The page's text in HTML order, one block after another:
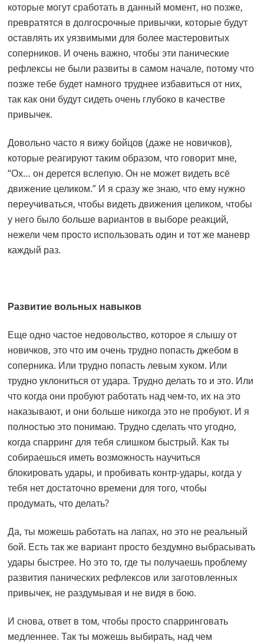
которые могут сработать в данный момент, но позже,
превратятся в долгосрочные привычки, которые будут
оставлять их уязвимыми для более мастеровитых
соперников. И очень важно, чтобы эти панические
рефлексы не были развиты в самом начале, потому что
позже тебе будет намного труднее избавиться от них,
так как они будут сидеть очень глубоко в качестве
привычек.
Довольно часто я вижу бойцов (даже не новичков),
которые реагируют таким образом, что говорит мне,
“Ох… он дерется вслепую. Он не может видеть всё
движение целиком.” И я сразу же знаю, что ему нужно
переучиваться, чтобы видеть движения целиком, чтобы
у него было больше вариантов в выборе реакций,
нежели чем просто использовать один и тот же маневр
каждый раз.
Развитие вольных навыков
Еще одно частое недовольство, которое я слышу от
новичков, это что им очень трудно попасть джебом в
соперника. Или трудно попасть левым хуком. Или
трудно уклониться от удара. Трудно делать то и это. Или
что когда они пробуют работать над чем-то, их на это
наказывают, и они больше никогда это не пробуют. И я
полностью это понимаю. Трудно сделать что угодно,
когда спарринг для тебя слишком быстрый. Как ты
собираешься иметь возможность научиться
блокировать удары, и пробивать контр-удары, когда у
тебя нет достаточно времени для того, чтобы
продумать, что делать?
Да, ты можешь работать на лапах, но это не реальный
бой. Есть так же вариант просто бездумно выбрасывать
удары быстрее. Но это то, где ты получаешь проблему
развития панических рефлексов или заготовленных
привычек, не раздумывая и не видя в бою.
И снова, ответ в том, чтобы просто спарринговать
медленнее. Так ты можешь выбирать, над чем